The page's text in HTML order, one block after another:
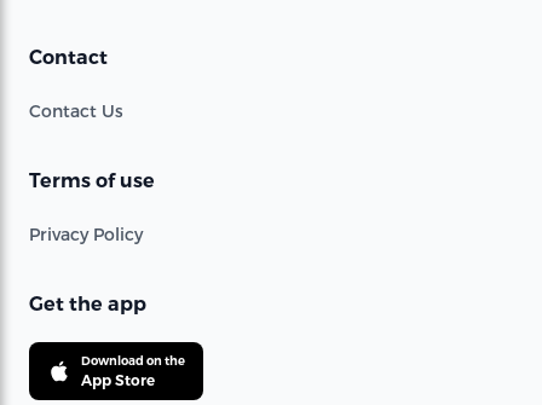
Contact
Contact Us
Terms of use
Privacy Policy
Get the app
Download on the
App Store